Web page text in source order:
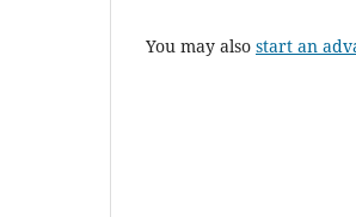
You may also start an